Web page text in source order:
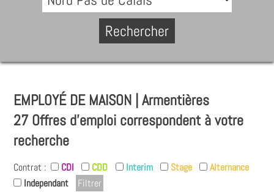
EMPLOYÉ DE MAISON | Armentières
27 Offres d'emploi correspondent à votre
recherche
Contrat : CDI CDD Interim Stage
Alternance
Independant